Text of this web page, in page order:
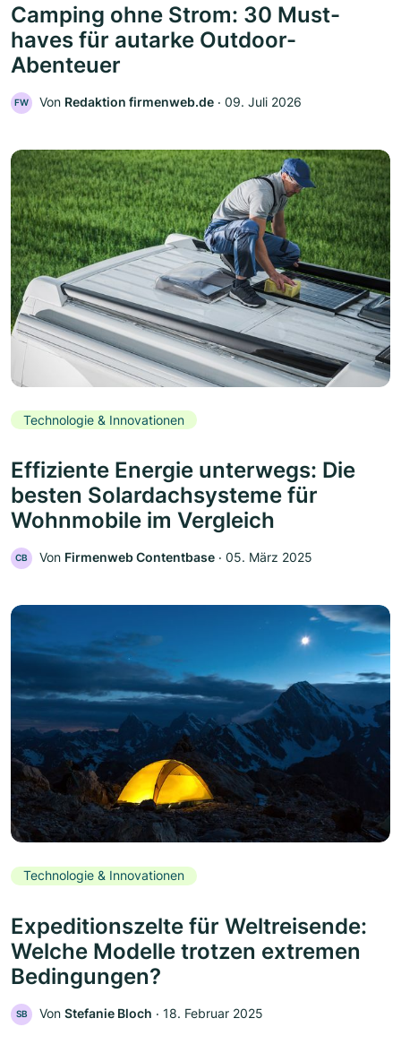
Camping ohne Strom: 30 Must-
haves für autarke Outdoor-
Abenteuer
FW Von Redaktion firmenweb.de ‧ 09. Juli 2026
Technologie & Innovationen
Effiziente Energie unterwegs: Die
besten Solardachsysteme für
Wohnmobile im Vergleich
CB Von Firmenweb Contentbase ‧ 05. März 2025
Technologie & Innovationen
Expeditionszelte für Weltreisende:
Welche Modelle trotzen extremen
Bedingungen?
SB Von Stefanie Bloch ‧ 18. Februar 2025